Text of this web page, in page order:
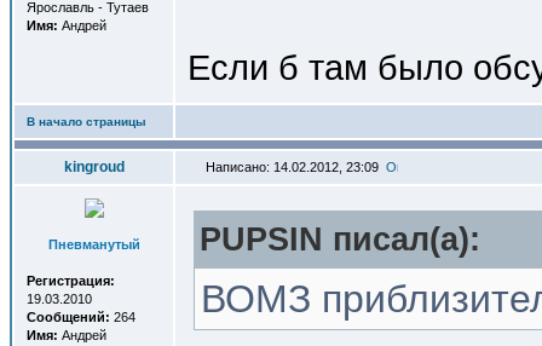
Ярославль - Тутаев
Имя: Андрей
Если б там было
В начало страницы
kingroud Написано: 14.02.2012, 23:09
Пневманутый
Регистрация:
19.03.2010
Сообщений: 264
Имя: Андрей
PUPSIN писал(a):
ВОМЗ